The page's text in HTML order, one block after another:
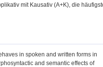
mit Kausativ (A+K), die
in spoken and written forms in
and semantic effects of